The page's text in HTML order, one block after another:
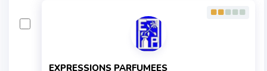
EXPRESSIONS PARFUMEES